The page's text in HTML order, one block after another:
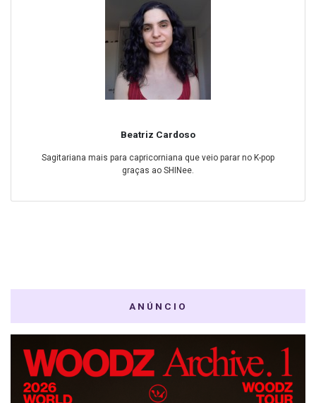
Beatriz Cardoso
Sagitariana mais para capricorniana que veio parar no K-pop
graças ao SHINee.
ANÚNCIO